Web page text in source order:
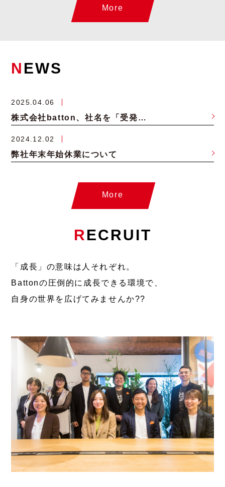
More
N EWS
2025.04.06
株式会社batton、社名を「受発注バスターズ株式会社」へ変更および本社移転のお知らせ
2024.12.02
弊社年末年始休業について
More
RECRUIT
「成長」の意味は人それぞれ。
Battonの圧倒的に成長できる環境で、
自身の世界を広げてみませんか??